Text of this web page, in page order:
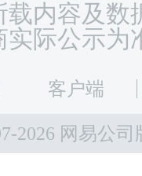
内容及数
实际公示为
客户端
2026 网易公